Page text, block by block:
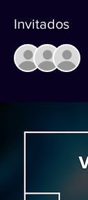
Invitados